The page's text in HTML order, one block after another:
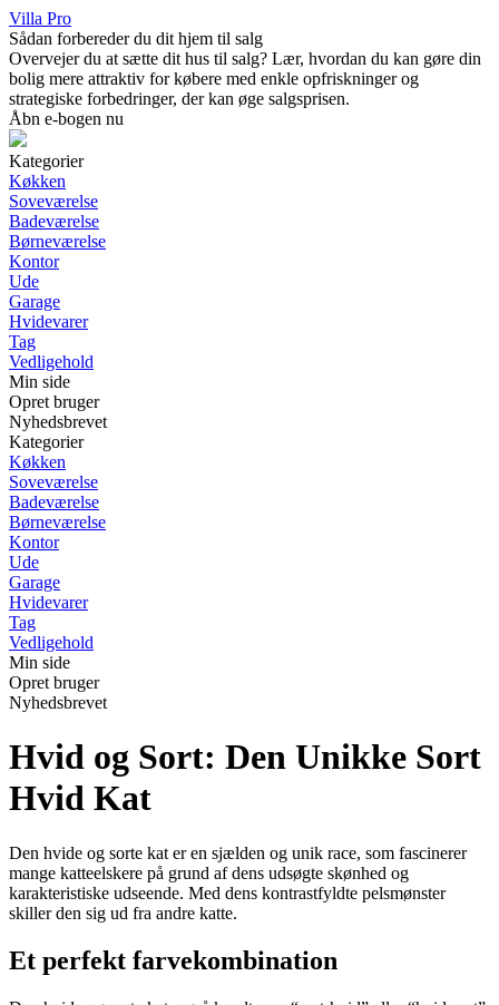
Villa Pro
Sådan forbereder du dit hjem til salg
Overvejer du at sætte dit hus til salg? Lær, hvordan du kan gøre din
bolig mere attraktiv for købere med enkle opfriskninger og
strategiske forbedringer, der kan øge salgsprisen.
Åbn e-bogen nu
Kategorier
Køkken
Soveværelse
Badeværelse
Børneværelse
Kontor
Ude
Garage
Hvidevarer
Tag
Vedligehold
Min side
Opret bruger
Nyhedsbrevet
Kategorier
Køkken
Soveværelse
Badeværelse
Børneværelse
Kontor
Ude
Garage
Hvidevarer
Tag
Vedligehold
Min side
Opret bruger
Nyhedsbrevet
Hvid og Sort: Den Unikke Sort
Hvid Kat
Den hvide og sorte kat er en sjælden og unik race, som fascinerer
mange katteelskere på grund af dens udsøgte skønhed og
karakteristiske udseende. Med dens kontrastfyldte pelsmønster
skiller den sig ud fra andre katte.
Et perfekt farvekombination